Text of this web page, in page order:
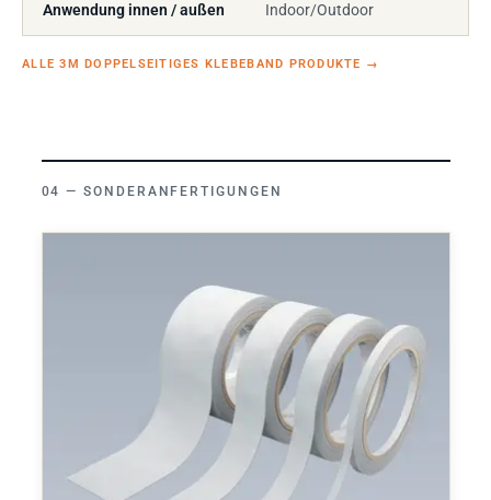
Anwendung innen / außen Indoor/Outdoor
ALLE 3M DOPPELSEITIGES KLEBEBAND PRODUKTE →
SONDERANFERTIGUNGEN